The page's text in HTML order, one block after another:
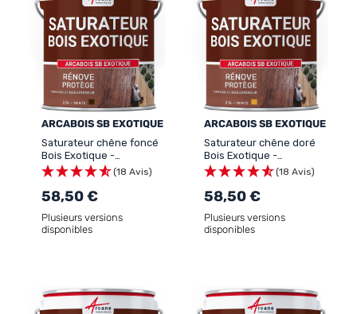
ARCABOIS SB EXOTIQUE
Saturateur chêne foncé
Bois Exotique -
ARCABOIS SB EXOTIQUE
(18 Avis)
58,50 €
Plusieurs versions
disponibles
ARCABOIS SB EXOTIQUE
Saturateur chêne doré
Bois Exotique -
ARCABOIS SB EXOTIQUE
(18 Avis)
58,50 €
Plusieurs versions
disponibles